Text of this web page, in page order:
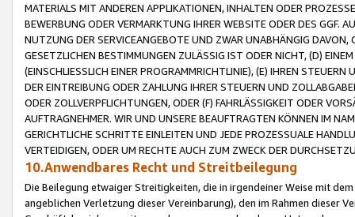
MATERIALS MIT ANDEREN APPLIKATIONEN, INHALTEN ODER
BEWERBUNG ODER VERMARKTUNG IHRER WEBSITE ODER DES GGF.
NUTZUNG DER SERVICEANGEBOTE UND ZWAR UNABHÄNGIG
GESETZLICHEN BESTIMMUNGEN ZULÄSSIG IST ODER NICHT, (D)
(EINSCHLIESSLICH EINER PROGRAMMRICHTLINIE), (E) IHREN
DER EINTREIBUNG ODER ZAHLUNG IHRER STEUERN UND
ODER ZOLLVERPFLICHTUNGEN, ODER (F) FAHRLÄSSIGKEIT ODER
AUFTRAGNEHMER. WIR UND UNSERE BEAUFTRAGTEN KÖNNEN IM
GERICHTLICHE SCHRITTE EINLEITEN UND JEDE PROZESSUALE
VERTEIDIGEN, ODER UM RECHTE AUCH ZUM ZWECK DER
10.Anwendbares Recht und Streitbeilegung
Die Beilegung etwaiger Streitigkeiten, die in irgendeiner Weise mit
angeblichen Verletzung dieser Vereinbarung), den im Rahmen dieser